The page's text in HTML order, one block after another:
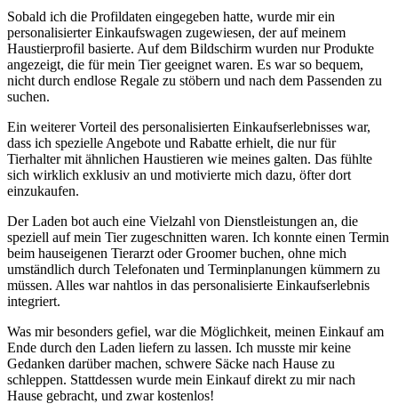
Sobald ich⁣ die Profildaten ⁢eingegeben hatte, wurde mir ​ein
personalisierter Einkaufswagen zugewiesen, der​ auf meinem
Haustierprofil basierte. Auf ⁣dem Bildschirm wurden nur Produkte
angezeigt, die für mein Tier geeignet ‌waren. Es war so bequem,
⁣nicht durch⁤ endlose Regale‌ zu stöbern und nach dem Passenden​ zu
suchen.
Ein ⁤weiterer Vorteil des personalisierten Einkaufserlebnisses war,
dass‍ ich spezielle Angebote und ⁣Rabatte erhielt, die nur für
Tierhalter mit ähnlichen Haustieren wie meines galten. ‌Das fühlte⁤
sich wirklich exklusiv an und​ motivierte mich dazu, öfter dort
einzukaufen.
Der Laden bot ‍auch ⁢eine Vielzahl von Dienstleistungen an, die
speziell‍ auf mein Tier zugeschnitten‍ waren. Ich konnte⁢ einen Termin
beim hauseigenen Tierarzt oder⁢ Groomer buchen, ohne mich
umständlich ⁣durch Telefonaten und Terminplanungen kümmern zu
müssen. Alles‍ war nahtlos in ⁤das personalisierte ​Einkaufserlebnis
integriert.
Was‍ mir‌ besonders ‍gefiel, war die ‍Möglichkeit, ⁣meinen Einkauf am
Ende durch den Laden liefern zu​ lassen. Ich musste mir keine
Gedanken darüber machen, schwere Säcke nach Hause zu
schleppen.‌ Stattdessen wurde mein Einkauf direkt zu mir nach
Hause gebracht, und⁢ zwar kostenlos!